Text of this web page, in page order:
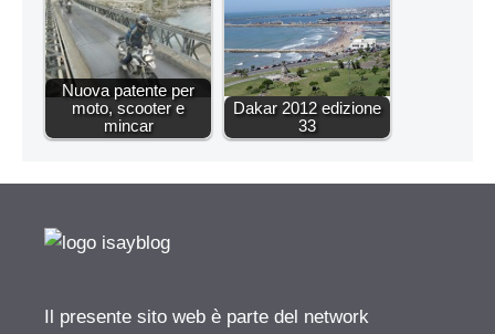
Nuova patente per
moto, scooter e
mincar
Dakar 2012 edizione
33
Il presente sito web è parte del network